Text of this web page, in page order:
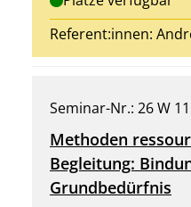
Referent:innen:
Seminar-Nr.: 26 W
Methoden
Begleitung:
Grundbedürfnis